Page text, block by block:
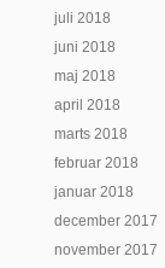
juli 2018
juni 2018
maj 2018
april 2018
marts 2018
februar 2018
januar 2018
december 2017
november 2017